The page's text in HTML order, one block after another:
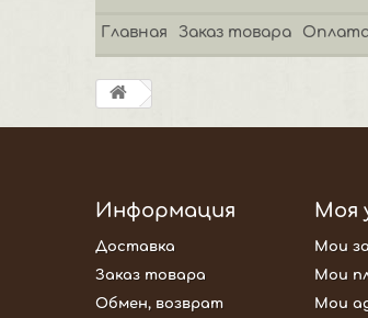
Главная Заказ товара
Информация
Доставка
Заказ товара
Обмен, возврат
Моя
Мои
Мои
Мои